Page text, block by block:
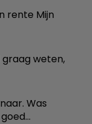
rente Mijn
weten,
Was